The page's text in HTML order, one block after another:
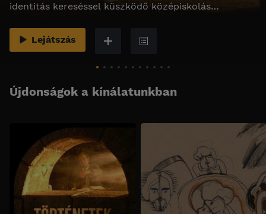
identitás kereséssel küszködő középiskolás
Lejátszás
Újdonságok a kínálatunkban